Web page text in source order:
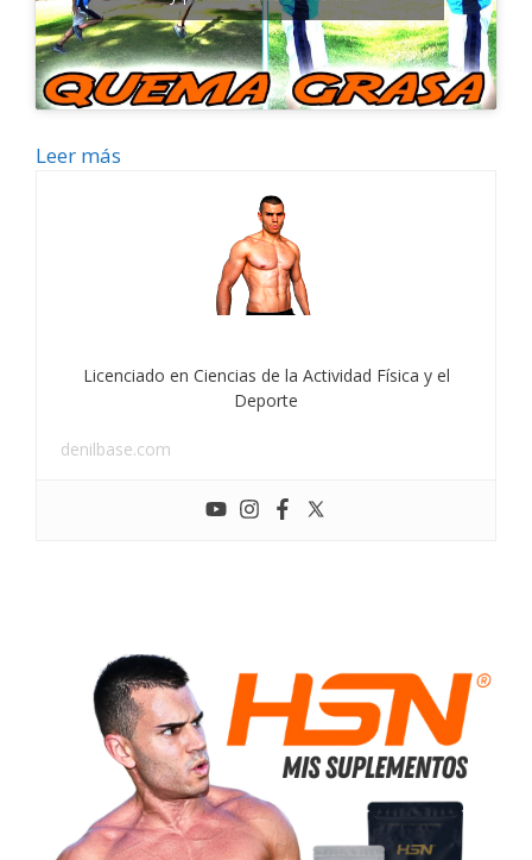
Leer más
Licenciado en Ciencias de la Actividad Física y el
Deporte
denilbase.com